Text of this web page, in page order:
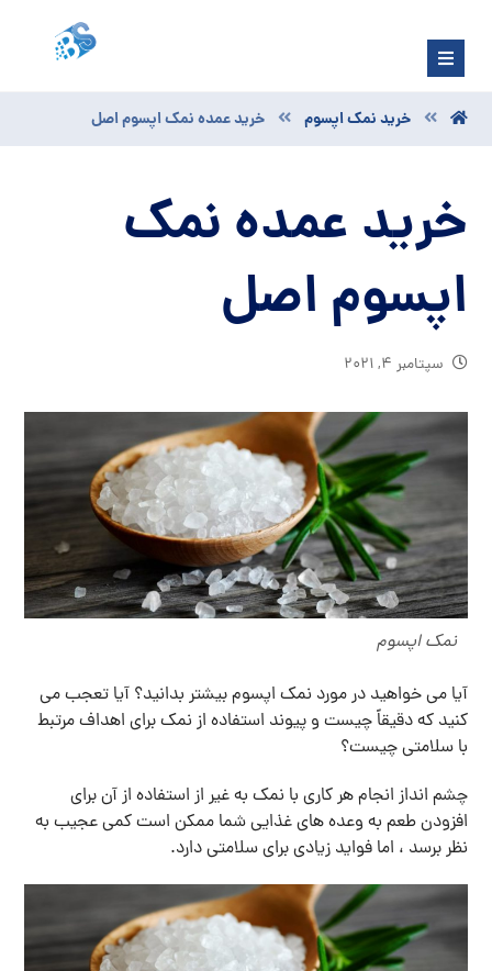
خرید نمک اپسوم خرید عمده نمک اپسوم اصل
خرید عمده نمک
اپسوم اصل
سپتامبر ۴, ۲۰۲۱
نمک اپسوم
آیا می خواهید در مورد نمک اپسوم بیشتر بدانید؟ آیا تعجب می
کنید که دقیقاً چیست و پیوند استفاده از نمک برای اهداف مرتبط
با سلامتی چیست؟
چشم انداز انجام هر کاری با نمک به غیر از استفاده از آن برای
افزودن طعم به وعده های غذایی شما ممکن است کمی عجیب به
نظر برسد ، اما فواید زیادی برای سلامتی دارد.